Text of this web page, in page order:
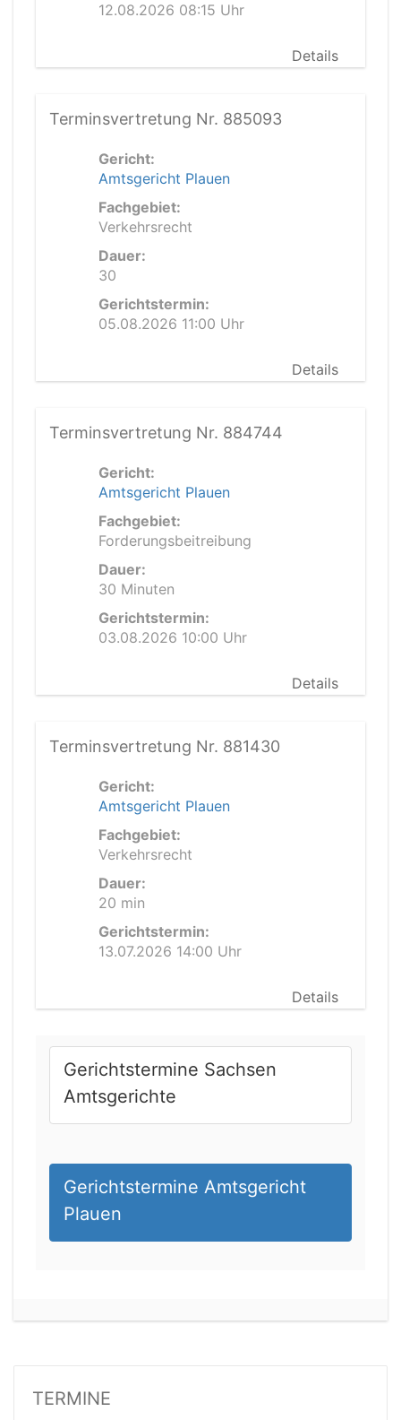
12.08.2026 08:15 Uhr
Details
Terminsvertretung Nr. 885093
Gericht:
Amtsgericht Plauen
Fachgebiet:
Verkehrsrecht
Dauer:
30
Gerichtstermin:
05.08.2026 11:00 Uhr
Details
Terminsvertretung Nr. 884744
Gericht:
Amtsgericht Plauen
Fachgebiet:
Forderungsbeitreibung
Dauer:
30 Minuten
Gerichtstermin:
03.08.2026 10:00 Uhr
Details
Terminsvertretung Nr. 881430
Gericht:
Amtsgericht Plauen
Fachgebiet:
Verkehrsrecht
Dauer:
20 min
Gerichtstermin:
13.07.2026 14:00 Uhr
Details
Gerichtstermine Sachsen
Amtsgerichte
Gerichtstermine Amtsgericht
Plauen
TERMINE